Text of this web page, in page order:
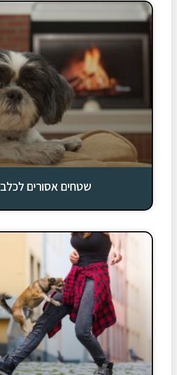
שטחים אסורים לכלב